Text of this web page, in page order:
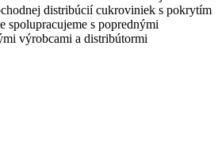
distribúcií cukroviniek s pokrytím
spolupracujeme s poprednými
výrobcami a distribútormi